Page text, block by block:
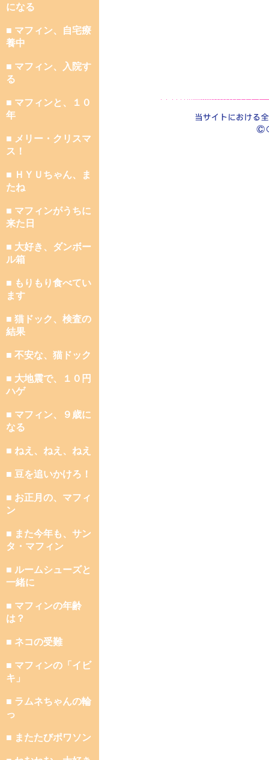
になる
■ マフィン、自宅療
養中
■ マフィン、入院す
る
■ マフィンと、１０
年
■ メリー・クリスマ
ス！
■ ＨＹＵちゃん、ま
たね
■ マフィンがうちに
来た日
■ 大好き、ダンボー
ル箱
■ もりもり食べてい
ます
■ 猫ドック、検査の
結果
■ 不安な、猫ドック
■ 大地震で、１０円
ハゲ
■ マフィン、９歳に
なる
■ ねえ、ねえ、ねえ
■ 豆を追いかけろ！
■ お正月の、マフィ
ン
■ また今年も、サン
タ・マフィン
■ ルームシューズと
一緒に
■ マフィンの年齢
は？
■ ネコの受難
■ マフィンの「イビ
キ」
■ ラムネちゃんの輪
っ
■ またたびポワソン